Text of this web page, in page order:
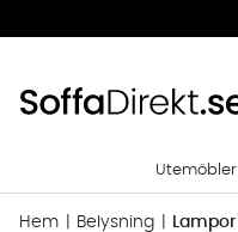
Utemöbler
Hem Belysning Lampor